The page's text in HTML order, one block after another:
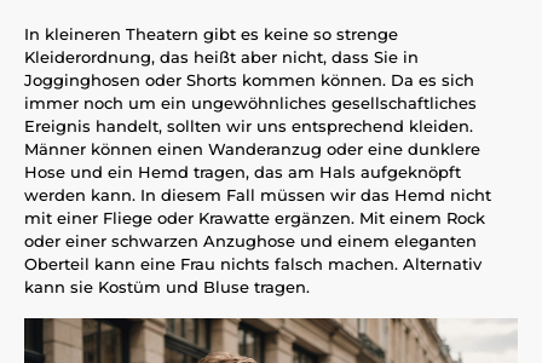
In kleineren Theatern gibt es keine so strenge
Kleiderordnung, das heißt aber nicht, dass Sie in
Jogginghosen oder Shorts kommen können. Da es sich
immer noch um ein ungewöhnliches gesellschaftliches
Ereignis handelt, sollten wir uns entsprechend kleiden.
Männer können einen Wanderanzug oder eine dunklere
Hose und ein Hemd tragen, das am Hals aufgeknöpft
werden kann. In diesem Fall müssen wir das Hemd nicht
mit einer Fliege oder Krawatte ergänzen. Mit einem Rock
oder einer schwarzen Anzughose und einem eleganten
Oberteil kann eine Frau nichts falsch machen. Alternativ
kann sie Kostüm und Bluse tragen.